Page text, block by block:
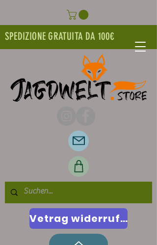
SPEDIZIONE GRATUITA DA 100€
Vetrag widerrufen